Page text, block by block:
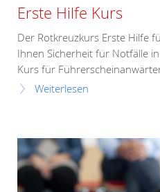
Erste Hilfe Kurs
Der Rotkreuzkurs Erste Hilfe
Ihnen Sicherheit für Notfälle
Kurs für
Weiterlesen